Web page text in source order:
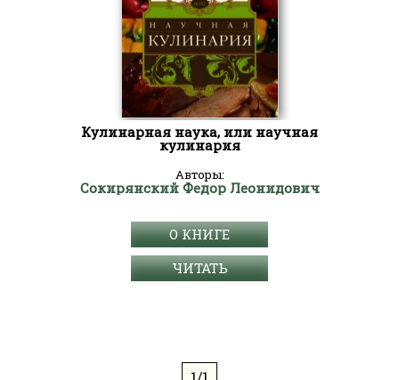
Кулинарная наука, или научная
кулинария
Авторы:
Сокирянский Федор Леонидович
О КНИГЕ
ЧИТАТЬ